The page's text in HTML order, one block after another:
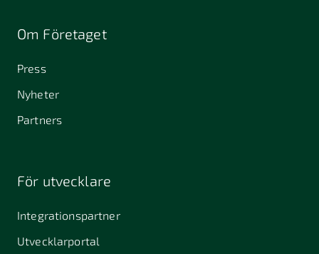
Om Företaget
Press
Nyheter
Partners
För utvecklare
Integrationspartner
Utvecklarportal